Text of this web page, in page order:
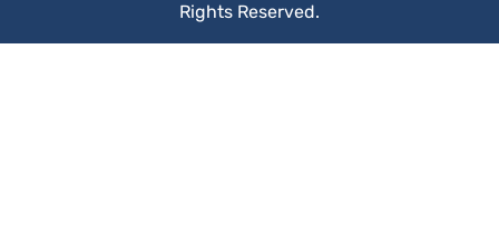
Rights Reserved.